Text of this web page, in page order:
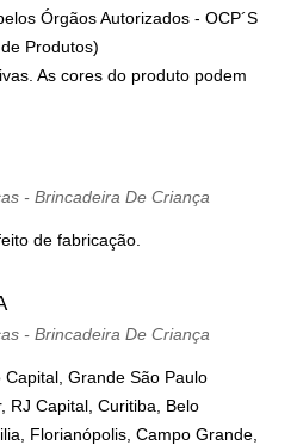
Órgãos Autorizados - OCP´S
Produtos)
As cores do produto podem
- Brincadeira De Criança
de fabricação.
- Brincadeira De Criança
Grande São Paulo
RJ Capital, Curitiba, Belo
Florianópolis, Campo Grande,